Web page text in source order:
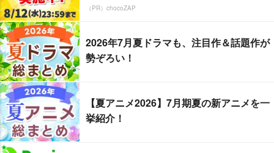
（PR）chocoZAP
2026年7月夏ドラマも、注目作＆話題作が
勢ぞろい！
【夏アニメ2026】7月期夏の新アニメを一
挙紹介！